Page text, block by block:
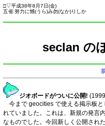
□▽平成38年8月7日(金)
五省:努力に憾(うら)み勿(なか)りしか
seclan の
ジオボードがついに公開!
今まで geocities で使える掲示板と
れていました。これは、新規の発言
なものでした。今回新しく公開され